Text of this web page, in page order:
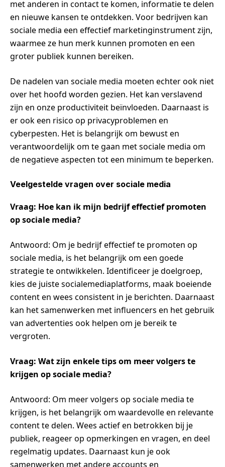
met anderen in contact te komen, informatie te delen
en nieuwe kansen te ontdekken. Voor bedrijven kan
sociale media een effectief marketinginstrument zijn,
waarmee ze hun merk kunnen promoten en een
groter publiek kunnen bereiken.
De nadelen van sociale media moeten echter ook niet
over het hoofd worden gezien. Het kan verslavend
zijn en onze productiviteit beïnvloeden. Daarnaast is
er ook een risico op privacyproblemen en
cyberpesten. Het is belangrijk om bewust en
verantwoordelijk om te gaan met sociale media om
de negatieve aspecten tot een minimum te beperken.
Veelgestelde vragen over sociale media
Vraag: Hoe kan ik mijn bedrijf effectief promoten
op sociale media?
Antwoord: Om je bedrijf effectief te promoten op
sociale media, is het belangrijk om een goede
strategie te ontwikkelen. Identificeer je doelgroep,
kies de juiste socialemediaplatforms, maak boeiende
content en wees consistent in je berichten. Daarnaast
kan het samenwerken met influencers en het gebruik
van advertenties ook helpen om je bereik te
vergroten.
Vraag: Wat zijn enkele tips om meer volgers te
krijgen op sociale media?
Antwoord: Om meer volgers op sociale media te
krijgen, is het belangrijk om waardevolle en relevante
content te delen. Wees actief en betrokken bij je
publiek, reageer op opmerkingen en vragen, en deel
regelmatig updates. Daarnaast kun je ook
samenwerken met andere accounts en